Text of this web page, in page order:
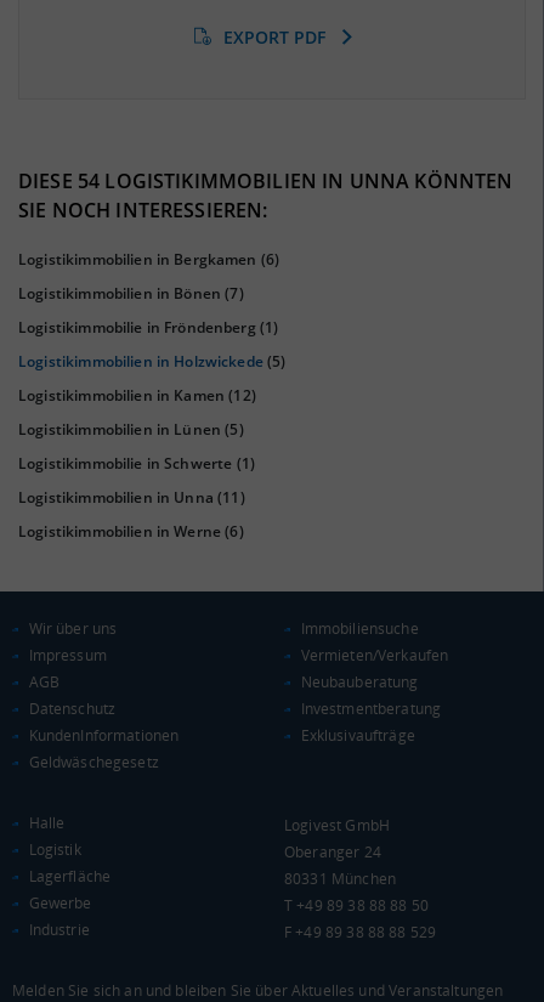
Euro pro Kopf
KAUFKRAFT - EURO PRO KOPF
0 €
22.233 €
Landkreis / Kreisfreie Stadt
Bundesland
Deutschland
WIRTSCHAFTSKRAFT (STAND: 2018)
BRUTTOINLANDSPRODUKT
EXPORT PDF
DIESE 54 LOGISTIKIMMOBILIEN IN UNNA KÖNNTEN
SIE NOCH INTERESSIEREN:
Logistikimmobilien in Bergkamen (6)
Logistikimmobilien in Bönen (7)
Logistikimmobilie in Fröndenberg(1)
Logistikimmobilien in Holzwickede(5)
Logistikimmobilien in Kamen (12)
Logistikimmobilien in Lünen (5)
Logistikimmobilie in Schwerte (1)
Logistikimmobilien in Unna (11)
Logistikimmobilien in Werne(6)
Wir über uns
Impressum
AGB
Datenschutz
KundenInformationen
Geldwäschegesetz
Immobiliensuche
Vermieten/Verkaufen
Neubauberatung
Investmentberatung
Exklusivaufträge
Halle
Logistik
Lagerfläche
Gewerbe
Industrie
Logivest GmbH
Oberanger 24
80331 München
T +49 89 38 88 88 50
F +49 89 38 88 88 529
Melden Sie sich an und bleiben Sie über Aktuelles und Veranstaltungen